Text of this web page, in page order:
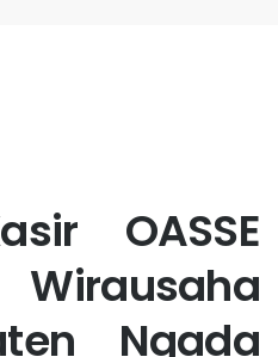
OASSE
Ngada